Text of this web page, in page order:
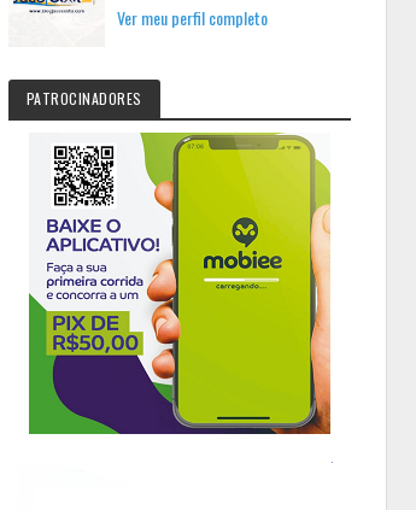
Ver meu perfil completo
PATROCINADORES